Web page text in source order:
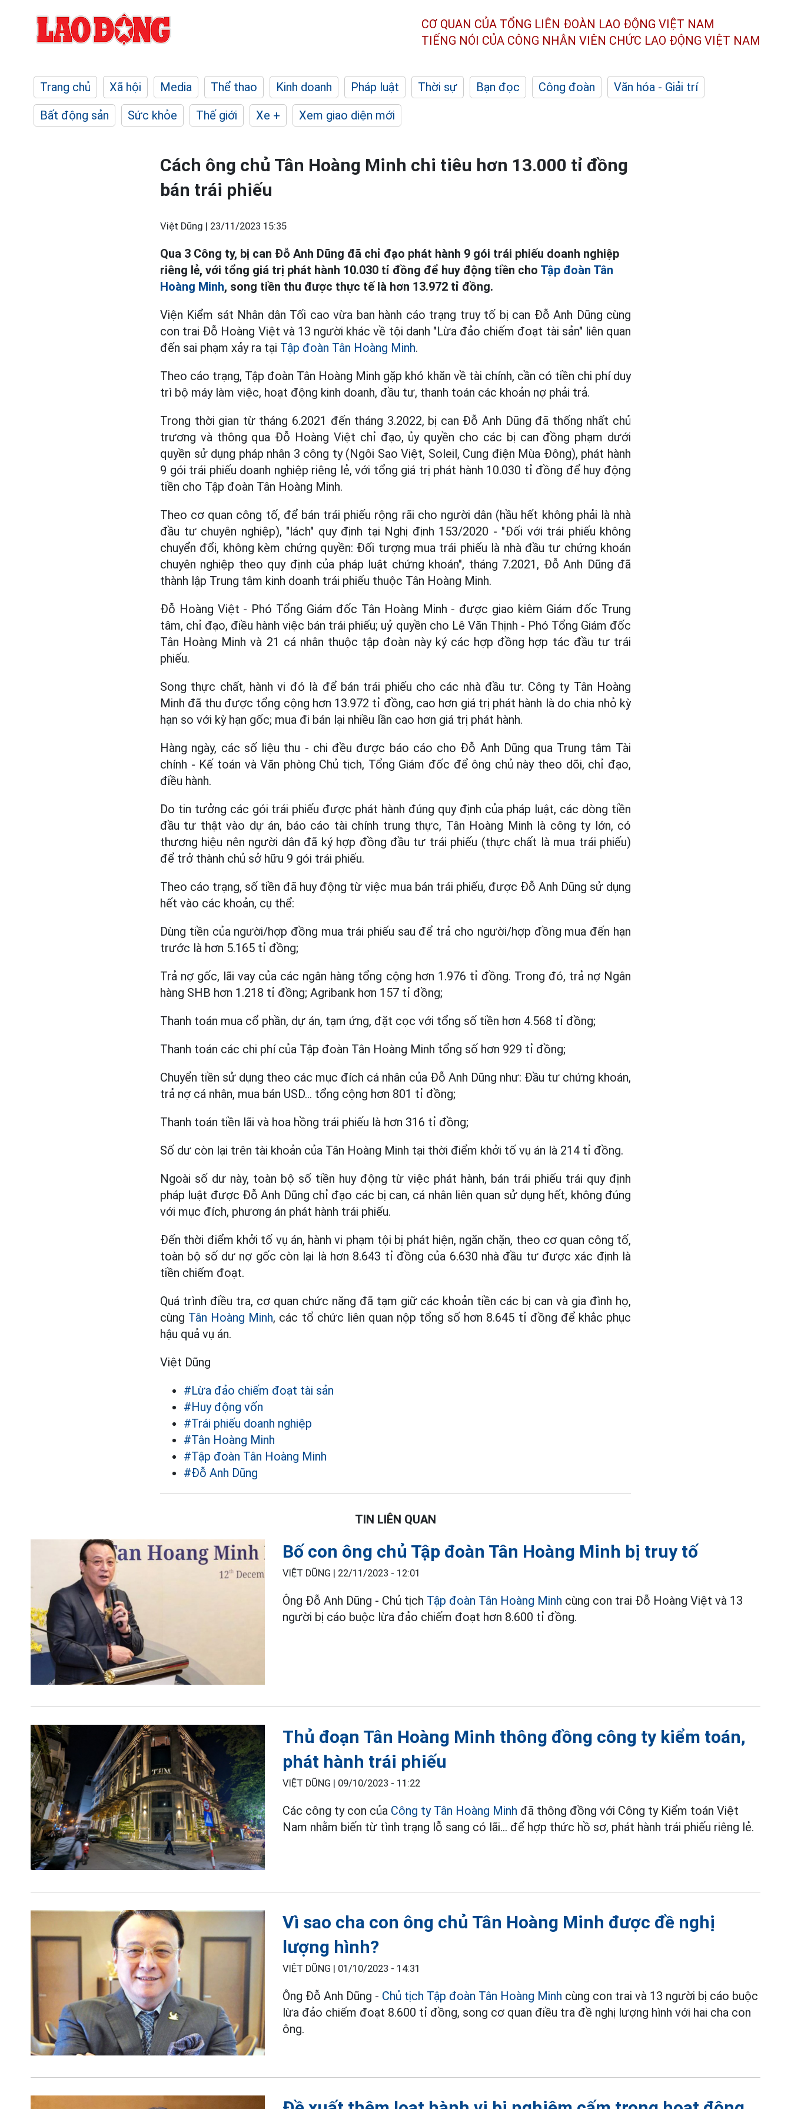
CƠ QUAN CỦA TỔNG LIÊN ĐOÀN LAO ĐỘNG VIỆT NAM
TIẾNG NÓI CỦA CÔNG NHÂN VIÊN CHỨC LAO ĐỘNG VIỆT NAM
Trang chủ Xã hội Media Thể thao Kinh doanh Pháp luật Thời sự Bạn đọc Công đoàn
Văn hóa - Giải trí
Bất động sản
Sức khỏe Thế giới Xe + Xem giao diện mới
Cách ông chủ Tân Hoàng Minh chi tiêu hơn 13.000 tỉ đồng
bán trái phiếu
Việt Dũng | 23/11/2023 15:35
Qua 3 Công ty, bị can Đỗ Anh Dũng đã chỉ đạo phát hành 9 gói trái phiếu doanh nghiệp
riêng lẻ, với tổng giá trị phát hành 10.030 tỉ đồng để huy động tiền cho Tập đoàn Tân
Hoàng Minh, song tiền thu được thực tế là hơn 13.972 tỉ đồng.
Viện Kiểm sát Nhân dân Tối cao vừa ban hành cáo trạng truy tố bị can Đỗ Anh Dũng cùng
con trai Đỗ Hoàng Việt và 13 người khác về tội danh "Lừa đảo chiếm đoạt tài sản" liên quan
đến sai phạm xảy ra tại Tập đoàn Tân Hoàng Minh.
Theo cáo trạng, Tập đoàn Tân Hoàng Minh gặp khó khăn về tài chính, cần có tiền chi phí duy
trì bộ máy làm việc, hoạt động kinh doanh, đầu tư, thanh toán các khoản nợ phải trả.
Trong thời gian từ tháng 6.2021 đến tháng 3.2022, bị can Đỗ Anh Dũng đã thống nhất chủ
trương và thông qua Đỗ Hoàng Việt chỉ đạo, ủy quyền cho các bị can đồng phạm dưới
quyền sử dụng pháp nhân 3 công ty (Ngôi Sao Việt, Soleil, Cung điện Mùa Đông), phát hành
9 gói trái phiếu doanh nghiệp riêng lẻ, với tổng giá trị phát hành 10.030 tỉ đồng để huy động
tiền cho Tập đoàn Tân Hoàng Minh.
Theo cơ quan công tố, để bán trái phiếu rộng rãi cho người dân (hầu hết không phải là nhà
đầu tư chuyên nghiệp), "lách" quy định tại Nghị định 153/2020 - "Đối với trái phiếu không
chuyển đổi, không kèm chứng quyền: Đối tượng mua trái phiếu là nhà đầu tư chứng khoán
chuyên nghiệp theo quy định của pháp luật chứng khoán", tháng 7.2021, Đỗ Anh Dũng đã
thành lập Trung tâm kinh doanh trái phiếu thuộc Tân Hoàng Minh.
Đỗ Hoàng Việt - Phó Tổng Giám đốc Tân Hoàng Minh - được giao kiêm Giám đốc Trung
tâm, chỉ đạo, điều hành việc bán trái phiếu; uỷ quyền cho Lê Văn Thịnh - Phó Tổng Giám đốc
Tân Hoàng Minh và 21 cá nhân thuộc tập đoàn này ký các hợp đồng hợp tác đầu tư trái
phiếu.
Song thực chất, hành vi đó là để bán trái phiếu cho các nhà đầu tư. Công ty Tân Hoàng
Minh đã thu được tổng cộng hơn 13.972 tỉ đồng, cao hơn giá trị phát hành là do chia nhỏ kỳ
hạn so với kỳ hạn gốc; mua đi bán lại nhiều lần cao hơn giá trị phát hành.
Hàng ngày, các số liệu thu - chi đều được báo cáo cho Đỗ Anh Dũng qua Trung tâm Tài
chính - Kế toán và Văn phòng Chủ tịch, Tổng Giám đốc để ông chủ này theo dõi, chỉ đạo,
điều hành.
Do tin tưởng các gói trái phiếu được phát hành đúng quy định của pháp luật, các dòng tiền
đầu tư thật vào dự án, báo cáo tài chính trung thực, Tân Hoàng Minh là công ty lớn, có
thương hiệu nên người dân đã ký hợp đồng đầu tư trái phiếu (thực chất là mua trái phiếu)
để trở thành chủ sở hữu 9 gói trái phiếu.
Theo cáo trạng, số tiền đã huy động từ việc mua bán trái phiếu, được Đỗ Anh Dũng sử dụng
hết vào các khoản, cụ thể:
Dùng tiền của người/hợp đồng mua trái phiếu sau để trả cho người/hợp đồng mua đến hạn
trước là hơn 5.165 tỉ đồng;
Trả nợ gốc, lãi vay của các ngân hàng tổng cộng hơn 1.976 tỉ đồng. Trong đó, trả nợ Ngân
hàng SHB hơn 1.218 tỉ đồng; Agribank hơn 157 tỉ đồng;
Thanh toán mua cổ phần, dự án, tạm ứng, đặt cọc với tổng số tiền hơn 4.568 tỉ đồng;
Thanh toán các chi phí của Tập đoàn Tân Hoàng Minh tổng số hơn 929 tỉ đồng;
Chuyển tiền sử dụng theo các mục đích cá nhân của Đỗ Anh Dũng như: Đầu tư chứng khoán,
trả nợ cá nhân, mua bán USD... tổng cộng hơn 801 tỉ đồng;
Thanh toán tiền lãi và hoa hồng trái phiếu là hơn 316 tỉ đồng;
Số dư còn lại trên tài khoản của Tân Hoàng Minh tại thời điểm khởi tố vụ án là 214 tỉ đồng.
Ngoài số dư này, toàn bộ số tiền huy động từ việc phát hành, bán trái phiếu trái quy định
pháp luật được Đỗ Anh Dũng chỉ đạo các bị can, cá nhân liên quan sử dụng hết, không đúng
với mục đích, phương án phát hành trái phiếu.
Đến thời điểm khởi tố vụ án, hành vi phạm tội bị phát hiện, ngăn chặn, theo cơ quan công tố,
toàn bộ số dư nợ gốc còn lại là hơn 8.643 tỉ đồng của 6.630 nhà đầu tư được xác định là
tiền chiếm đoạt.
Quá trình điều tra, cơ quan chức năng đã tạm giữ các khoản tiền các bị can và gia đình họ,
cùng Tân Hoàng Minh, các tổ chức liên quan nộp tổng số hơn 8.645 tỉ đồng để khắc phục
hậu quả vụ án.
Việt Dũng
#Lừa đảo chiếm đoạt tài sản
#Huy động vốn
#Trái phiếu doanh nghiệp
#Tân Hoàng Minh
#Tập đoàn Tân Hoàng Minh
#Đỗ Anh Dũng
TIN LIÊN QUAN
Bố con ông chủ Tập đoàn Tân Hoàng Minh bị truy tố
VIỆT DŨNG | 22/11/2023 - 12:01
Ông Đỗ Anh Dũng - Chủ tịch Tập đoàn Tân Hoàng Minh cùng con trai Đỗ Hoàng Việt và 13
người bị cáo buộc lừa đảo chiếm đoạt hơn 8.600 tỉ đồng.
Thủ đoạn Tân Hoàng Minh thông đồng công ty kiểm toán,
phát hành trái phiếu
VIỆT DŨNG | 09/10/2023 - 11:22
Các công ty con của Công ty Tân Hoàng Minh đã thông đồng với Công ty Kiểm toán Việt
Nam nhằm biến từ tình trạng lỗ sang có lãi... để hợp thức hồ sơ, phát hành trái phiếu riêng lẻ.
Vì sao cha con ông chủ Tân Hoàng Minh được đề nghị
lượng hình?
VIỆT DŨNG | 01/10/2023 - 14:31
Ông Đỗ Anh Dũng - Chủ tịch Tập đoàn Tân Hoàng Minh cùng con trai và 13 người bị cáo buộc
lừa đảo chiếm đoạt 8.600 tỉ đồng, song cơ quan điều tra đề nghị lượng hình với hai cha con
ông.